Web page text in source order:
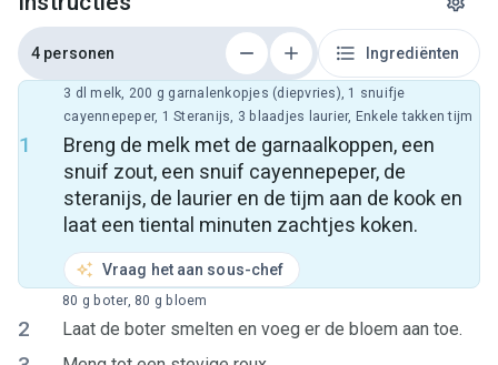
4 personen Ingrediënten
1
Breng de melk met de garnaalkoppen, een
snuif zout, een snuif cayennepeper, de
steranijs, de laurier en de tijm aan de kook en
laat een tiental minuten zachtjes koken.
Vraag het aan sous-chef
3 dl melk, 200 g garnalenkopjes (diepvries), 1 snuifje
cayennepeper, 1 Steranijs, 3 blaadjes laurier, Enkele takken tijm
2 Laat de boter smelten en voeg er de bloem aan toe.
80 g boter, 80 g bloem